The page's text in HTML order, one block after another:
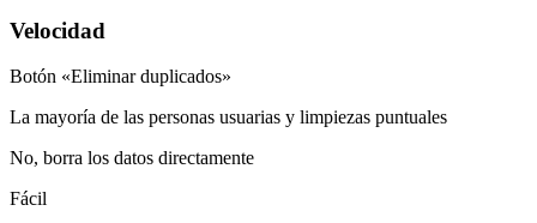
Velocidad
Botón «Eliminar duplicados»
La mayoría de las personas usuarias y limpiezas puntuales
No, borra los datos directamente
Fácil